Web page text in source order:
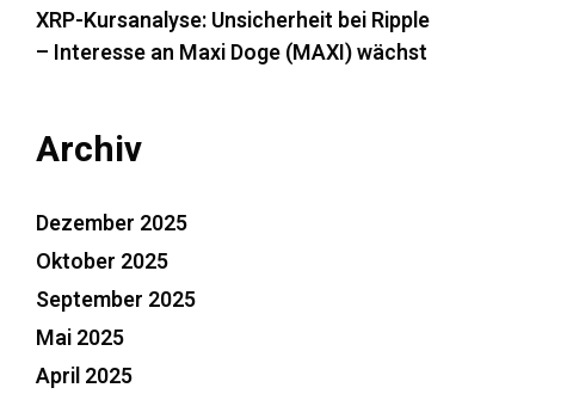
XRP-Kursanalyse: Unsicherheit bei Ripple
– Interesse an Maxi Doge (MAXI) wächst
Archiv
Dezember 2025
Oktober 2025
September 2025
Mai 2025
April 2025